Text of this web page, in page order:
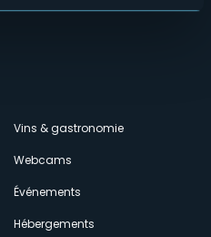
Vins & gastronomie
Webcams
Événements
Hébergements